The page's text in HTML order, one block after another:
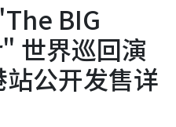
BIG
世界巡回演
公开发售详